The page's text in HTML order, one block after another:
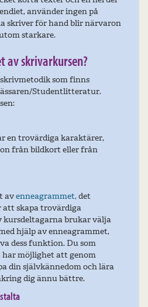
använder ingen på
skriver för hand blir närvaron
starkare.
av skrivarkursen?
som finns
Studentlitteratur.
en trovärdiga karaktärer,
från bildkort eller från
avenneagrammet, det
skapa trovärdiga
kursdeltagarna brukar välja
hjälp av enneagrammet,
dess funktion. Du som
möjlighet att genom
din självkännedom och lära
dig ännu bättre.